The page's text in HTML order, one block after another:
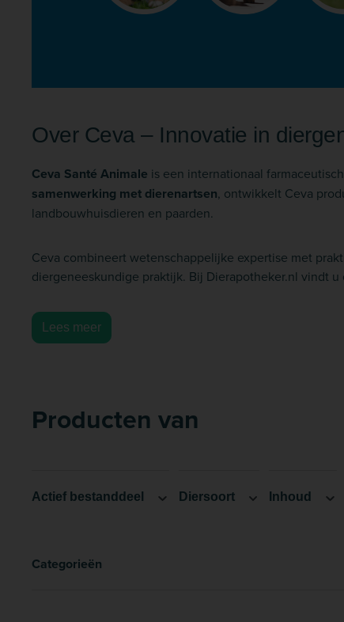
Over Ceva – Innovatie in
Ceva Santé Animale is een internationaal
samenwerking met dierenartsen, ontwikkelt Ceva
landbouwhuisdieren en paarden.
Ceva combineert wetenschappelijke expertise met
diergeneeskundige praktijk. Bij Dierapotheker.nl vindt u
Lees meer
Producten van
Actief bestanddeel Diersoort Inhoud
Categorieën